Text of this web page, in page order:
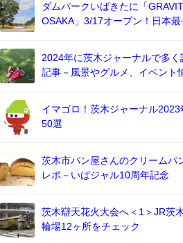
ダムパークいばきたに「
OSAKA」3/17オープン！日本最
2024年に茨木ジャーナルで多
記事－風景やグルメ、イベント
イマゴロ！茨木ジャーナル
50選
茨木市パン屋さんのクリームパ
レポ－いばジャル10周年記念
茨木辯天花火大会へ＜1＞JR茨
輪場12ヶ所をチェック